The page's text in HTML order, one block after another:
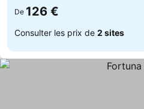
De 126 €
Consulter les prix de 2 sites